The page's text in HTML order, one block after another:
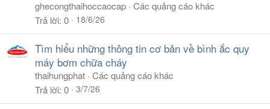
ghecongthaihoccaocap Các quảng cáo khác
Trả lời 0 18/6/26
Tìm hiểu những thông tin cơ bản về bình ắc quy
máy bơm chữa cháy
thaihungphat Các quảng cáo khác
Trả lời 0 3/7/26